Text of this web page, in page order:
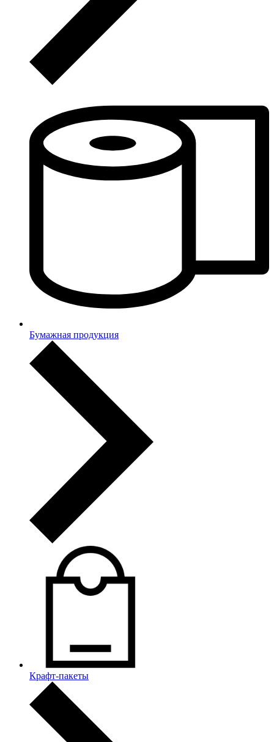
Бумажная продукция
Крафт-пакеты